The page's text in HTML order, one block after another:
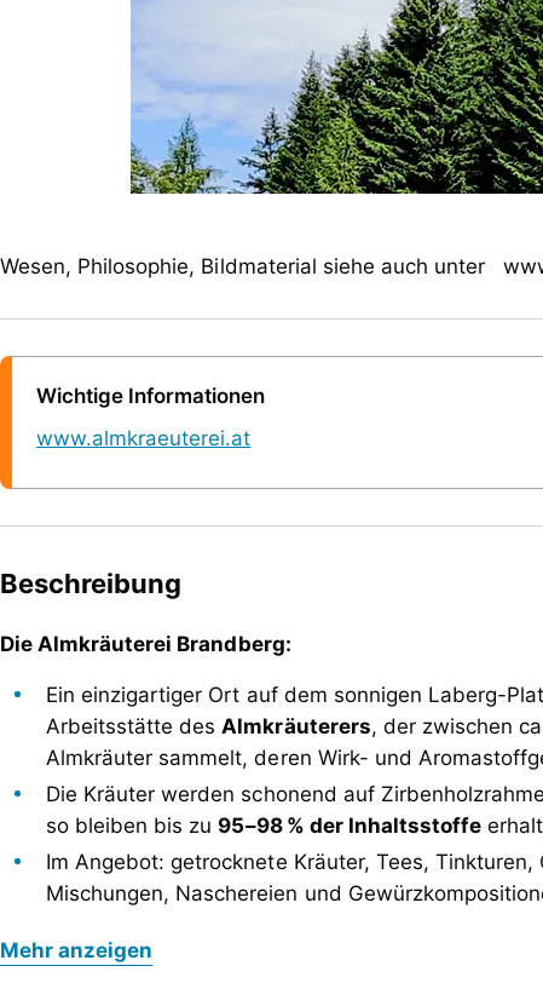
Wesen, Philosophie, Bildmaterial siehe auch unter
Wichtige Informationen
www.almkraeuterei.at
Beschreibung
Die Almkräuterei Brandberg:
Ein einzigartiger Ort auf dem sonnigen Laberg-
Arbeitsstätte desAlmkräuterers, der zwischen
Almkräuter sammelt, deren Wirk- und
Die Kräuter werden schonend auf
so bleiben bis zu95–98 % der Inhaltsstoffe
Im Angebot: getrocknete Kräuter, Tees,
Mischungen, Naschereien und
Erlebnis & Bildung
Mehr anzeigen